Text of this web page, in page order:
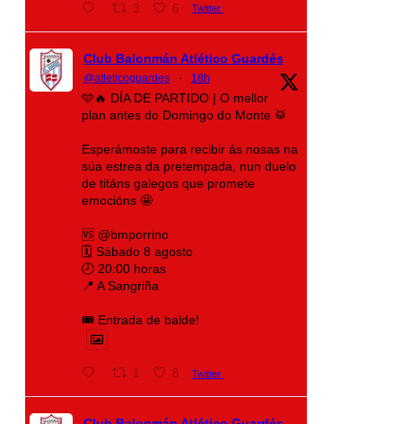
3 6 Twitter
Club Balonmán Atlético Guardés
@atleticoguardes · 18h
🩵🔥 DÍA DE PARTIDO | O mellor
plan antes do Domingo do Monte 🥁
Esperámoste para recibir ás nosas na
súa estrea da pretempada, nun duelo
de titáns galegos que promete
emocións 🤩
🆚 @bmporrino
🗓️ Sábado 8 agosto
🕗 20:00 horas
📍 A Sangriña
🎟️ Entrada de balde!
1 8 Twitter